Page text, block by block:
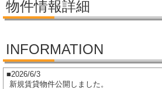
物件情報詳細
INFORMATION
2026/6/3
新規賃貸物件公開しました。